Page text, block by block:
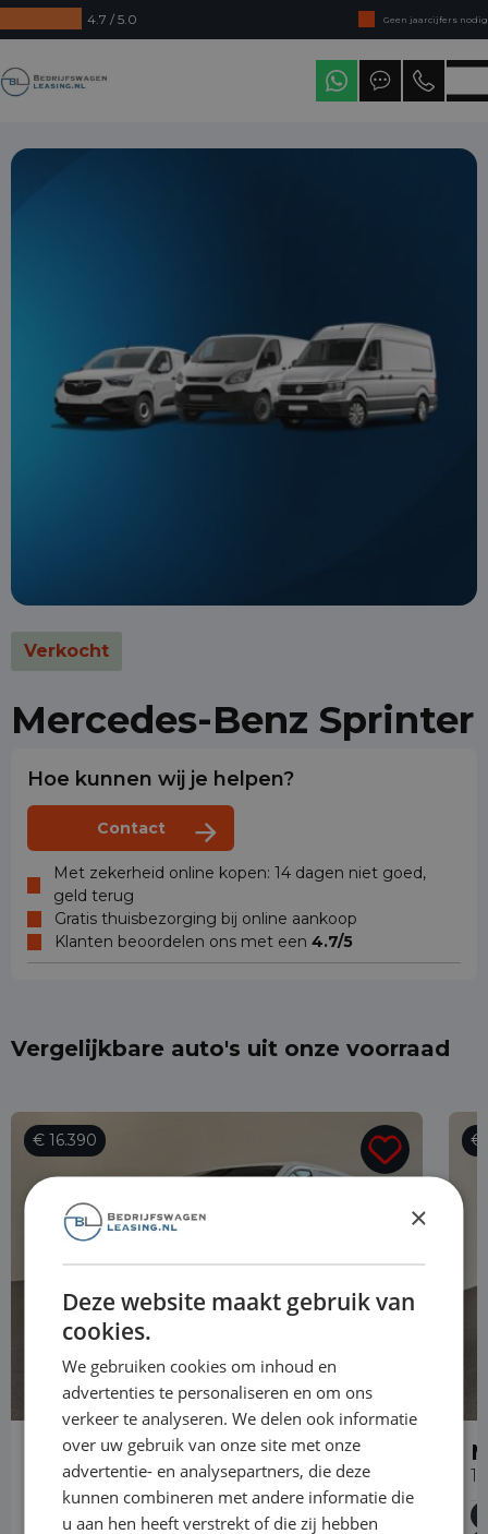
4.7 / 5.0
Geen jaarcijfers nodig
Direct uit voorraad leverbaar
Levering in heel Nederland
Verkocht
Mercedes-Benz Sprinter
Hoe kunnen wij je helpen?
Contact
Met zekerheid online kopen: 14 dagen niet goed,
geld terug
Gratis thuisbezorging bij online aankoop
Klanten beoordelen ons met een 4.7/5
Vergelijkbare auto's uit onze voorraad
€ 16.390
Mercedes-Benz Vito
110 CDI Lang
Handgeschakeld 159.588 km
2022
€
×
Deze website maakt gebruik van
cookies.
We gebruiken cookies om inhoud en
advertenties te personaliseren en om ons
verkeer te analyseren. We delen ook informatie
over uw gebruik van onze site met onze
advertentie- en analysepartners, die deze
kunnen combineren met andere informatie die
u aan hen heeft verstrekt of die zij hebben